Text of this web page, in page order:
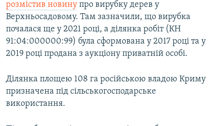
розмістив новину про вирубку дерев у
Верхньосадовому. Там зазначили, що вирубка
почалася ще у 2021 році, а ділянка робіт (КН
91:04:000000:99) була сформована у 2017 році та у
2019 році продана з аукціону приватній особі.
Ділянка площею 108 га російською владою Криму
призначена під сільськогосподарське
використання.